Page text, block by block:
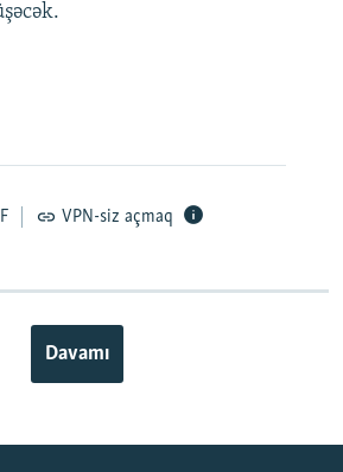
VPN-siz açmaq
Davamı